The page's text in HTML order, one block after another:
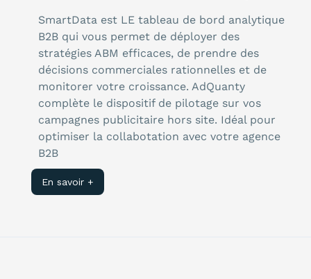
SmartData est LE tableau de bord analytique
B2B qui vous permet de déployer des
stratégies ABM efficaces, de prendre des
décisions commerciales rationnelles et de
monitorer votre croissance. AdQuanty
complète le dispositif de pilotage sur vos
campagnes publicitaire hors site. Idéal pour
optimiser la collabotation avec votre agence
B2B
En savoir +